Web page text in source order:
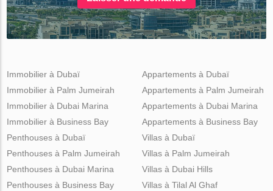
Immobilier à Dubaï
Immobilier à Palm Jumeirah
Immobilier à Dubai Marina
Immobilier à Business Bay
Appartements à Dubaï
Appartements à Palm Jumeirah
Appartements à Dubai Marina
Appartements à Business Bay
Penthouses à Dubaï
Penthouses à Palm Jumeirah
Penthouses à Dubai Marina
Penthouses à Business Bay
Villas à Dubaï
Villas à Palm Jumeirah
Villas à Dubai Hills
Villas à Tilal Al Ghaf